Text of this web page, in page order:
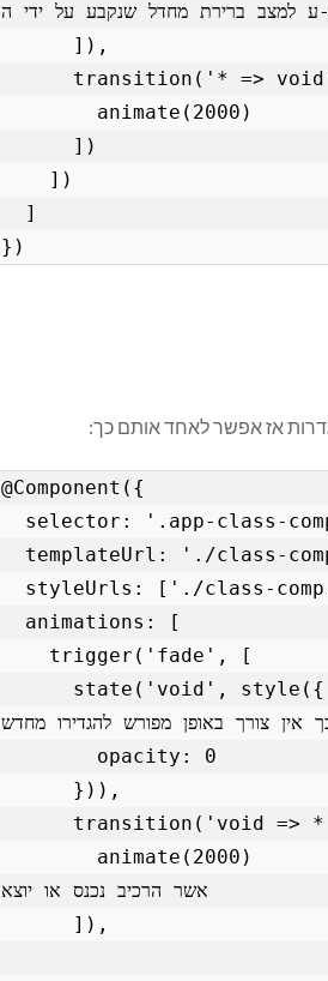
ע למצב ברירת מחדל שנקבע על ידי ה-CSS
})
אז אפשר לאחד אותם כך:
@Component({
אין צורך באופן מפורש להגדירו מחדש
אשר הרכיב נכנס או יוצא